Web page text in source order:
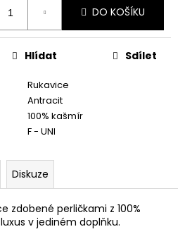
DO KOŠÍKU
Rukavice
Antracit
100% kašmír
F - UNI
Hlídat Sdílet
Diskuze
zdobené perličkami z 100%
v jediném doplňku.